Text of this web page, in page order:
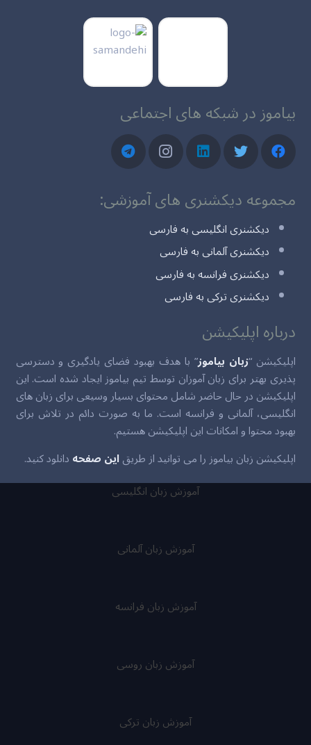
بیاموز در شبکه های اجتماعی
مجموعه دیکشنری های آموزشی:
دیکشنری انگلیسی به فارسی
دیکشنری آلمانی به فارسی
دیکشنری فرانسه به فارسی
دیکشنری ترکی به فارسی
درباره اپلیکیشن
اپلیکیشن “زبان بیاموز” با هدف بهبود فضای یادگیری و دسترسی
پذیری بهتر برای زبان آموزان توسط تیم بیاموز ایجاد شده است. این
اپلیکیشن در حال حاضر شامل محتوای بسیار وسیعی برای زبان های
انگلیسی، آلمانی و فرانسه است. ما به صورت دائم در تلاش برای
بهبود محتوا و امکانات این اپلیکیشن هستیم.
اپلیکیشن زبان بیاموز را می توانید از طریقاین صفحهدانلود کنید.
آموزش زبان انگلیسی
آموزش زبان آلمانی
آموزش زبان فرانسه
آموزش زبان روسی
آموزش زبان ترکی